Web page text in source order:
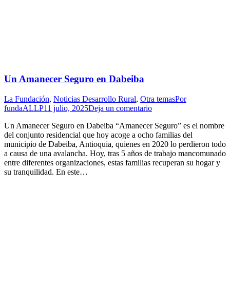
Un Amanecer Seguro en Dabeiba
La Fundación, Noticias Desarrollo Rural, Otra temasPor
fundaALLP11 julio, 2025Deja un comentario
Un Amanecer Seguro en Dabeiba “Amanecer Seguro” es el nombre
del conjunto residencial que hoy acoge a ocho familias del
municipio de Dabeiba, Antioquia, quienes en 2020 lo perdieron todo
a causa de una avalancha. Hoy, tras 5 años de trabajo mancomunado
entre diferentes organizaciones, estas familias recuperan su hogar y
su tranquilidad. En este…